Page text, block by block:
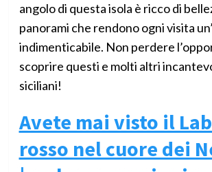
angolo di questa isola è ricco di
panorami che rendono ogni visita
indimenticabile. Non perdere
scoprire questi e molti altri
siciliani!
Avete mai visto il
rosso nel cuore dei